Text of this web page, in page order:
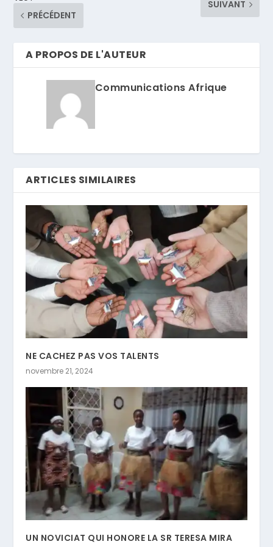
PRÉCÉDENT
SUIVANT
A PROPOS DE L'AUTEUR
Communications Afrique
ARTICLES SIMILAIRES
NE CACHEZ PAS VOS TALENTS
novembre 21, 2024
UN NOVICIAT QUI HONORE LA SR TERESA MIRA